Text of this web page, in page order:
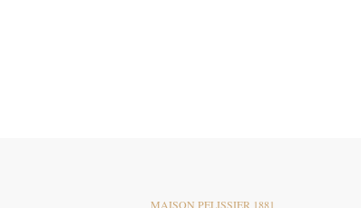
MAISON PELISSIER 1881